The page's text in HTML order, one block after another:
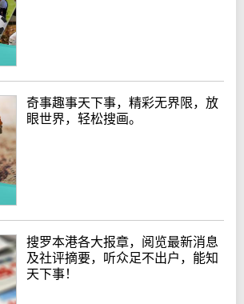
奇事趣事天下事，精彩无界限，放
眼世界，轻松搜画。
搜罗本港各大报章，阅览最新消息
及社评摘要，听众足不出户，能知
天下事！